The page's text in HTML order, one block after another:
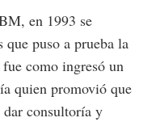
en 1993 se
puso a prueba la
como ingresó un
quien promovió que
dar consultoría y